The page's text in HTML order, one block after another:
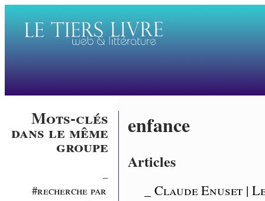
Mots-clés
dans le même
groupe
#recherche par
enfance
Articles
_ Claude Enuset |